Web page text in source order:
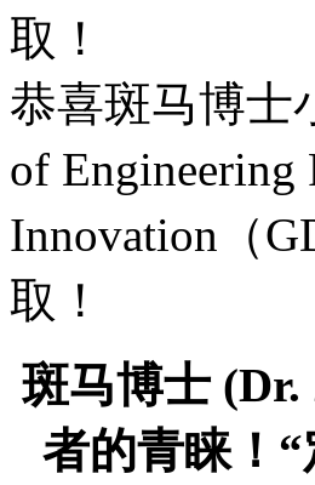
取！
恭喜斑马博士
of Engineering
Innovation（
取！
斑马博士 (Dr.
者的青睐！